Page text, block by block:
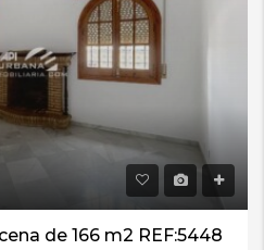
de 166 m2 REF:5448